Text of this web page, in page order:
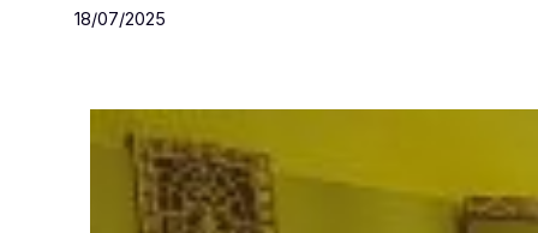
18/07/2025